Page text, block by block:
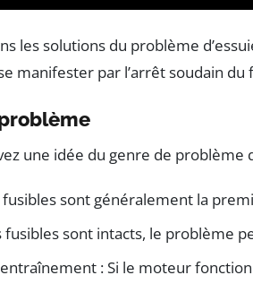
les solutions du problème
manifester par l’arrêt soudain
une idée du genre de
fusibles sont généralement la
fusibles sont intacts, le problème
: Si le moteur